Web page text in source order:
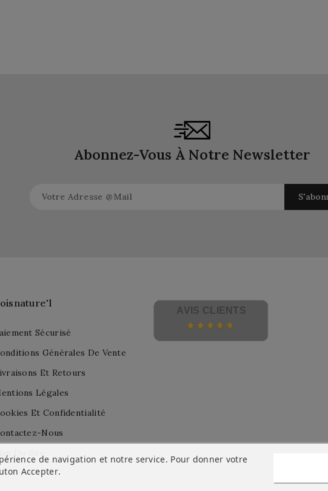
Abonnez-Vous À Notre Newsletter
Sécurisé
Générales De Vente
Et Retours
Légales
Et Confidentialité
Nous
de navigation et notre service. Pour donner votre
Accepter.
AVIS CLIENTS